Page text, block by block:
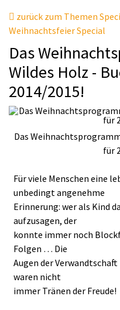
zurück zum Themen
Weihnachtsfeier Special
Das
Wildes Holz -
2014/2015!
Das
für
Für viele Menschen eine
unbedingt angenehme
Erinnerung: wer als Kind
aufzusagen, der
konnte immer noch
Folgen … Die
Augen der
waren nicht
immer Tränen der Freude!